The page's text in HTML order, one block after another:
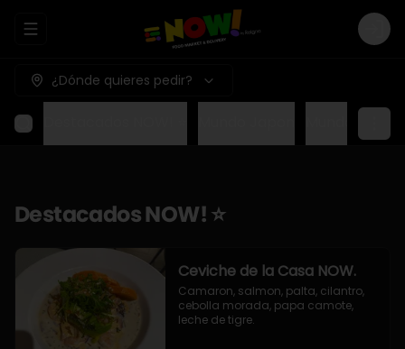
Abrir menu de navegación Login
¿Dónde quieres pedir?
Destacados NOW! ⭐
Ceviche de la Casa NOW.
Camaron, salmon, palta, cilantro,
cebolla morada, papa camote,
leche de tigre.